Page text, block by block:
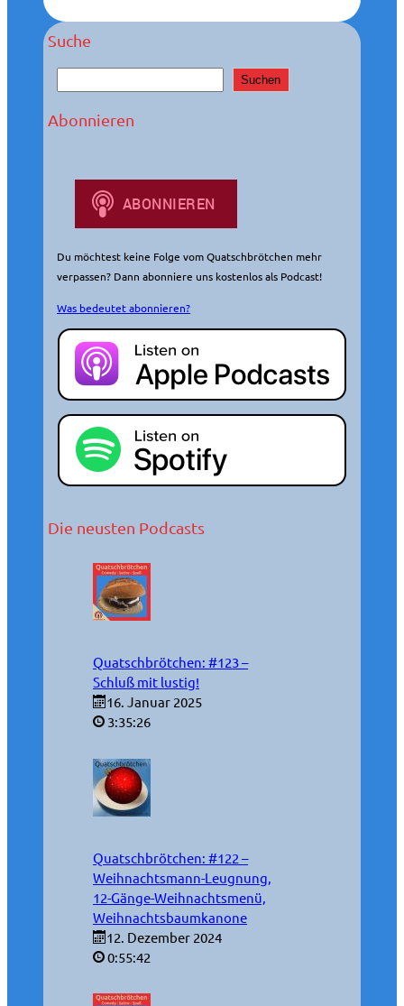
Suche
u
c
Suchen
Abonnieren
Du möchtest keine Folge vom Quatschbrötchen mehr
verpassen? Dann abonniere uns kostenlos als Podcast!
Was bedeutet abonnieren?
Die neusten Podcasts
Quatschbrötchen: #123 –
Schluß mit lustig!
16. Januar 2025
3:35:26
Quatschbrötchen: #122 –
Weihnachtsmann-Leugnung,
12-Gänge-Weihnachtsmenü,
Weihnachtsbaumkanone
12. Dezember 2024
0:55:42